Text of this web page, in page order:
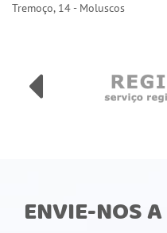
Tremoço, 14 - Moluscos
ENVIE-NOS